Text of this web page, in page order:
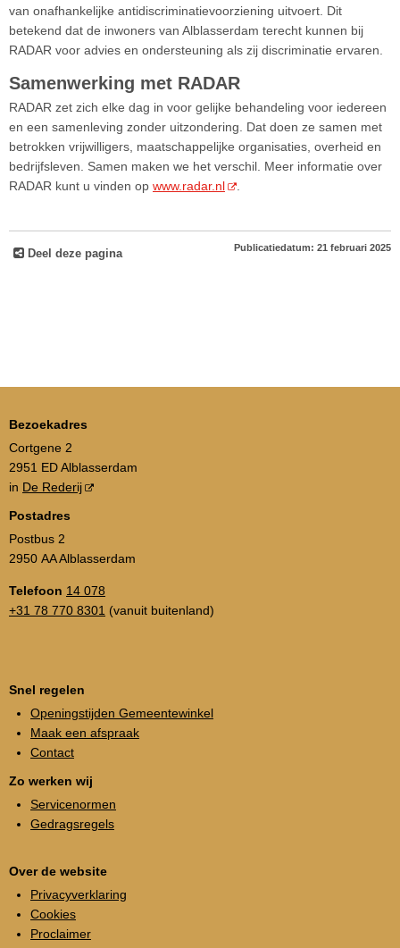
van onafhankelijke antidiscriminatievoorziening uitvoert. Dit
betekend dat de inwoners van Alblasserdam terecht kunnen bij
RADAR voor advies en ondersteuning als zij discriminatie ervaren.
Samenwerking met RADAR
RADAR zet zich elke dag in voor gelijke behandeling voor iedereen
en een samenleving zonder uitzondering. Dat doen ze samen met
betrokken vrijwilligers, maatschappelijke organisaties, overheid en
bedrijfsleven. Samen maken we het verschil. Meer informatie over
RADAR kunt u vinden op www.radar.nl
Deel deze pagina Publicatiedatum: 21 februari 2025
Bezoekadres
Cortgene 2
2951 ED Alblasserdam
in De Rederij
Postadres
Postbus 2
2950 AA Alblasserdam
Telefoon 14 078
+31 78 770 8301 (vanuit buitenland)
Snel regelen
Openingstijden Gemeentewinkel
Maak een afspraak
Contact
Zo werken wij
Servicenormen
Gedragsregels
Over de website
Privacyverklaring
Cookies
Proclaimer